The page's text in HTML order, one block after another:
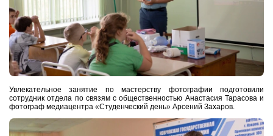
Увлекательное занятие по мастерству фотографии подготовили
сотрудник отдела по связям с общественностью Анастасия Тарасова и
фотограф медиацентра «Студенческий день» Арсений Захаров.